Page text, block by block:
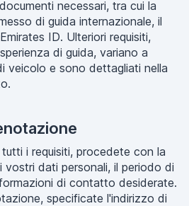
necessari, tra cui la
di guida internazionale, il
ID. Ulteriori requisiti,
di guida, variano a
veicolo e sono dettagliati nella
i requisiti, procedete con la
vostri dati personali, il periodo di
di contatto desiderate.
specificate l'indirizzo di